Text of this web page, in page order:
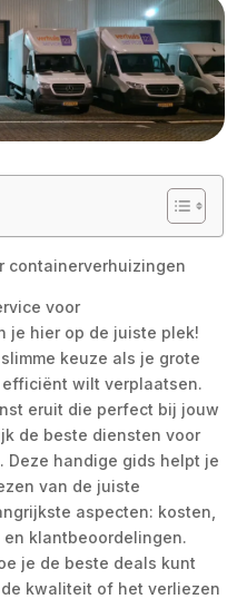
containerverhuizingen
voor
je hier op de juiste plek!
keuze als je grote
wilt verplaatsen.
eruit die perfect bij jouw
de beste diensten voor
Deze handige gids helpt je
van de juiste
aspecten: kosten,
klantbeoordelingen.
je de beste deals kunt
kwaliteit of het verliezen